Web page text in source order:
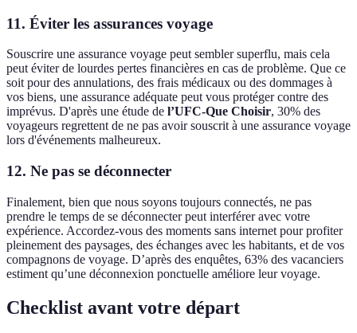
11. Éviter les assurances voyage
Souscrire une assurance voyage peut sembler superflu, mais cela
peut éviter de lourdes pertes financières en cas de problème. Que ce
soit pour des annulations, des frais médicaux ou des dommages à
vos biens, une assurance adéquate peut vous protéger contre des
imprévus. D'après une étude de l’UFC-Que Choisir, 30% des
voyageurs regrettent de ne pas avoir souscrit à une assurance voyage
lors d'événements malheureux.
12. Ne pas se déconnecter
Finalement, bien que nous soyons toujours connectés, ne pas
prendre le temps de se déconnecter peut interférer avec votre
expérience. Accordez-vous des moments sans internet pour profiter
pleinement des paysages, des échanges avec les habitants, et de vos
compagnons de voyage. D’après des enquêtes, 63% des vacanciers
estiment qu’une déconnexion ponctuelle améliore leur voyage.
Checklist avant votre départ